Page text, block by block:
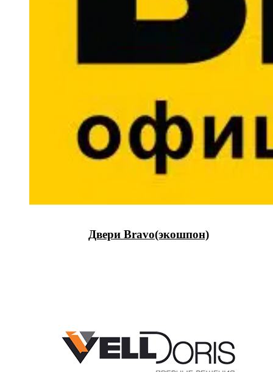
Двери Bravo(экошпон)